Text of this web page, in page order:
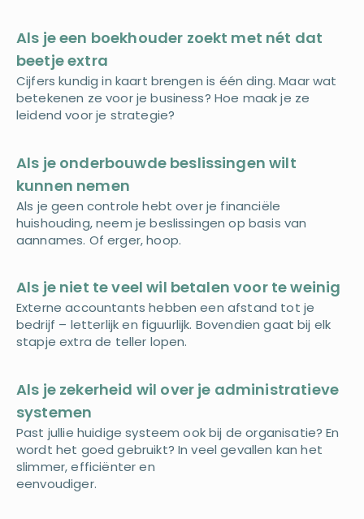
Als je een boekhouder zoekt met nét dat
beetje extra
Cijfers kundig in kaart brengen is één ding. Maar wat
betekenen ze voor je business? Hoe maak je ze
leidend voor je strategie?
Als je onderbouwde beslissingen wilt
kunnen nemen
Als je geen controle hebt over je financiële
huishouding, neem je beslissingen op basis van
aannames. Of erger, hoop.
Als je niet te veel wil betalen voor te weinig
Externe accountants hebben een afstand tot je
bedrijf – letterlijk en figuurlijk. Bovendien gaat bij elk
stapje extra de teller lopen.
Als je zekerheid wil over je administratieve
systemen
Past jullie huidige systeem ook bij de organisatie? En
wordt het goed gebruikt? In veel gevallen kan het
slimmer, efficiënter en
eenvoudiger.